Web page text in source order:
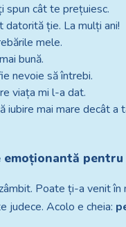
spun cât te prețuiesc.
ție. La mulți ani!
mele.
bună.
nevoie să întrebi.
viața mi l-a dat.
iubire mai mare decât a
pentru
Poate ți-a venit
judece. Acolo e cheia: